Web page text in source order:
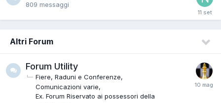
809 messaggi
Altri Forum
Forum Utility
Fiere, Raduni e Conferenze
Comunicazioni varie
Ex. Forum Riservato ai possessori della